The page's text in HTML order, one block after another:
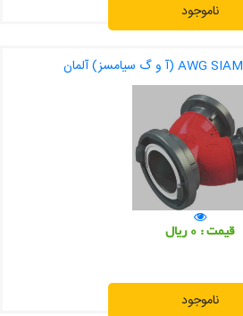
ناموجود
قیمت : 0 ریال
ناموجود